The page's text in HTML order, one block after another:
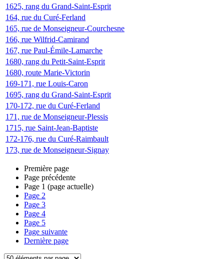
1625, rang du Grand-Saint-Esprit
164, rue du Curé-Ferland
165, rue de Monseigneur-Courchesne
166, rue Wilfrid-Camirand
167, rue Paul-Émile-Lamarche
1680, rang du Petit-Saint-Esprit
1680, route Marie-Victorin
169-171, rue Louis-Caron
1695, rang du Grand-Saint-Esprit
170-172, rue du Curé-Ferland
171, rue de Monseigneur-Plessis
1715, rue Saint-Jean-Baptiste
172-176, rue du Curé-Raimbault
173, rue de Monseigneur-Signay
Première page
Page précédente
Page 1 (page actuelle)
Page 2
Page 3
Page 4
Page 5
Page suivante
Dernière page